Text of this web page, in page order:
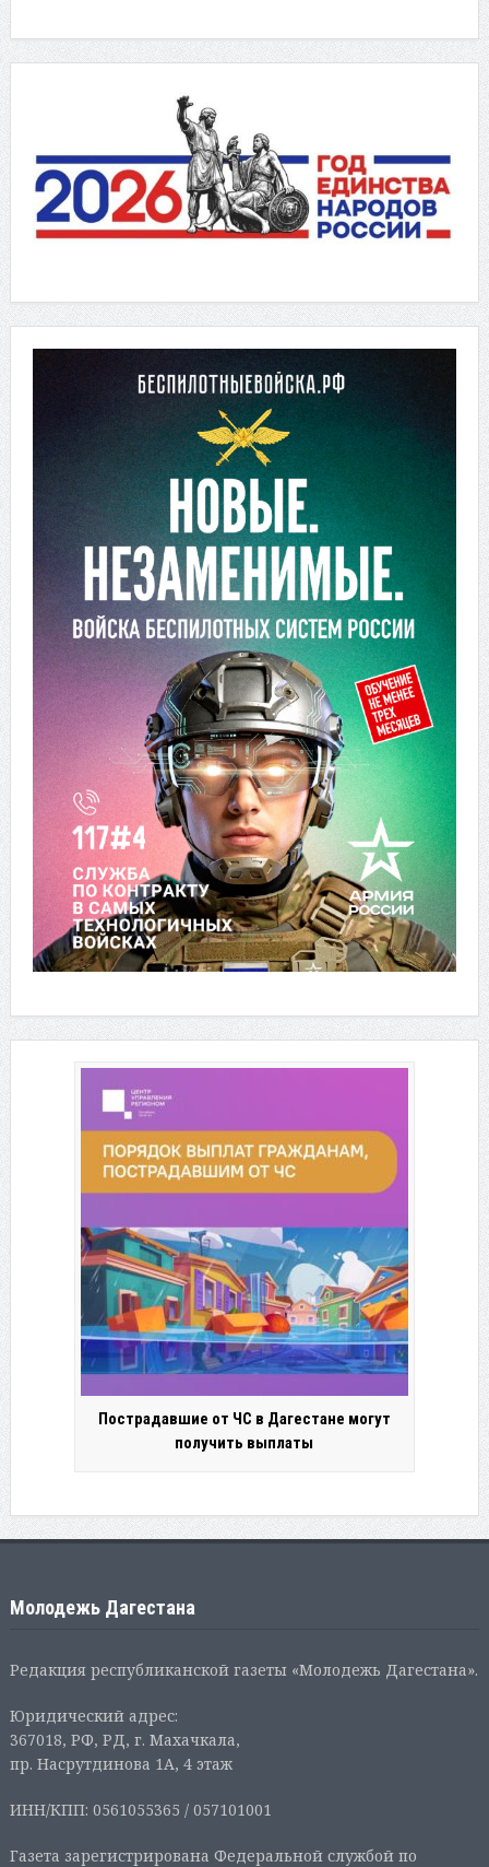
Пострадавшие от ЧС в Дагестане могут
получить выплаты
Молодежь Дагестана
Редакция республиканской газеты «Молодежь Дагестана».
Юридический адрес:
367018, РФ, РД, г. Махачкала,
пр. Насрутдинова 1А, 4 этаж
ИНН/КПП: 0561055365 / 057101001
Газета зарегистрирована Федеральной службой по